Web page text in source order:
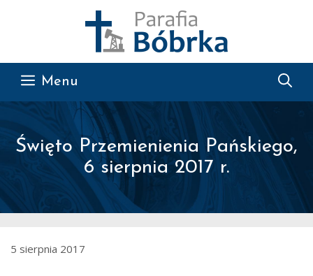
Menu
Święto Przemienienia Pańskiego,
6 sierpnia 2017 r.
5 sierpnia 2017